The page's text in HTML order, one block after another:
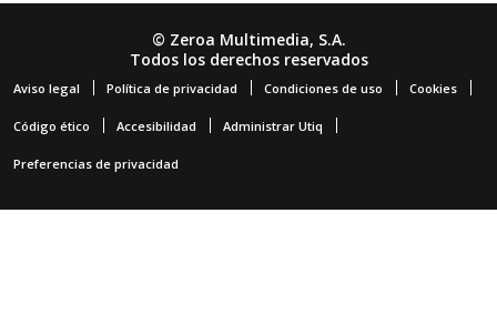
© Zeroa Multimedia, S.A.
Todos los derechos reservados
Aviso legal Política de privacidad Condiciones de uso Cookies
Código ético Accesibilidad Administrar Utiq
Preferencias de privacidad